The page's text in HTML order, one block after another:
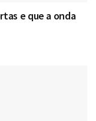
e que a onda